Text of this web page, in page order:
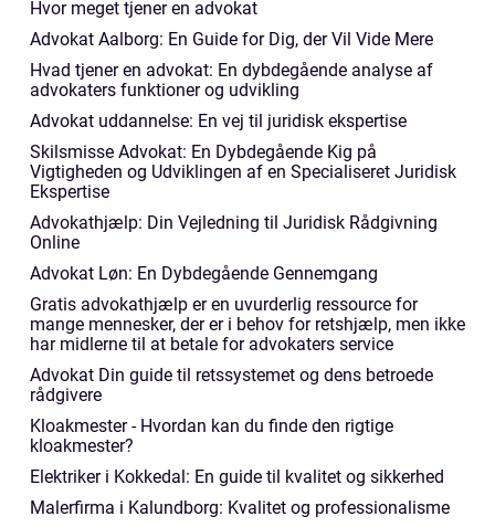
Hvor meget tjener en advokat
Advokat Aalborg: En Guide for Dig, der Vil Vide Mere
Hvad tjener en advokat: En dybdegående analyse af
advokaters funktioner og udvikling
Advokat uddannelse: En vej til juridisk ekspertise
Skilsmisse Advokat: En Dybdegående Kig på
Vigtigheden og Udviklingen af en Specialiseret Juridisk
Ekspertise
Advokathjælp: Din Vejledning til Juridisk Rådgivning
Online
Advokat Løn: En Dybdegående Gennemgang
Gratis advokathjælp er en uvurderlig ressource for
mange mennesker, der er i behov for retshjælp, men ikke
har midlerne til at betale for advokaters service
Advokat Din guide til retssystemet og dens betroede
rådgivere
Kloakmester - Hvordan kan du finde den rigtige
kloakmester?
Elektriker i Kokkedal: En guide til kvalitet og sikkerhed
Malerfirma i Kalundborg: Kvalitet og professionalisme